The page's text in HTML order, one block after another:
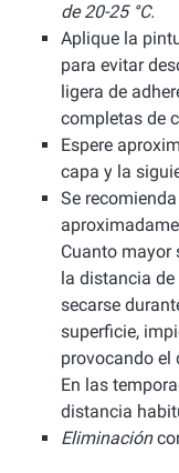
de 20-25 °C.
Aplique la
para evitar
ligera de
completas de
Espere
capa y la
Se
Cuanto mayor
la distancia
secarse
superficie,
provocando el
En las
distancia
Eliminación